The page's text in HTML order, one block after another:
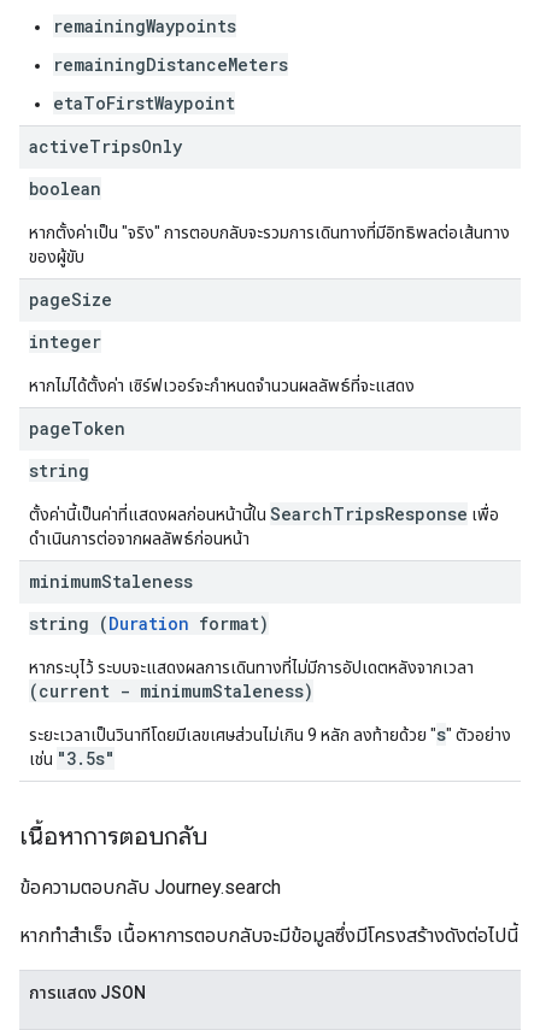
remainingWaypoints
remainingDistanceMeters
etaToFirstWaypoint
activeTripsOnly
boolean
หากตั้งค่าเป็น "จริง" การตอบกลับจะรวมการเดินทางที่มีอิทธิพลต่อเส้นทาง
ของผู้ขับ
pageSize
integer
หากไม่ได้ตั้งค่า เซิร์ฟเวอร์จะกำหนดจำนวนผลลัพธ์ที่จะแสดง
pageToken
string
ตั้งค่านี้เป็นค่าที่แสดงผลก่อนหน้านี้ใน SearchTripsResponse เพื่อ
ดำเนินการต่อจากผลลัพธ์ก่อนหน้า
minimumStaleness
string (Duration format)
หากระบุไว้ ระบบจะแสดงผลการเดินทางที่ไม่มีการอัปเดตหลังจากเวลา
(current - minimumStaleness)
ระยะเวลาเป็นวินาทีโดยมีเลขเศษส่วนไม่เกิน 9 หลัก ลงท้ายด้วย "s" ตัวอย่าง
เช่น "3.5s"
เนื้อหาการตอบกลับ
ข้อความตอบกลับ Journey.search
หากทำสำเร็จ เนื้อหาการตอบกลับจะมีข้อมูลซึ่งมีโครงสร้างดังต่อไปนี้
การแสดง JSON